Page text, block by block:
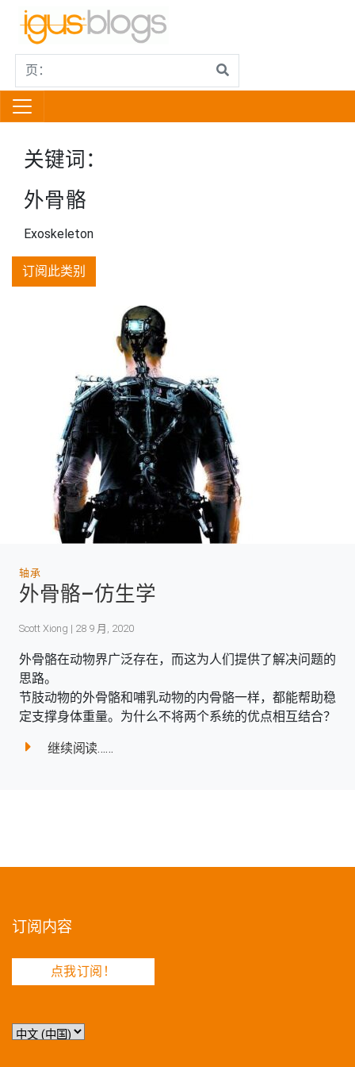
关键词：
外骨骼
Exoskeleton
订阅此类别
轴承
外骨骼–仿生学
Scott Xiong | 28 9 月, 2020
外骨骼在动物界广泛存在，而这为人们提供了解决问题的
思路。
节肢动物的外骨骼和哺乳动物的内骨骼一样，都能帮助稳
定支撑身体重量。为什么不将两个系统的优点相互结合？
继续阅读……
订阅内容
点我订阅！
选